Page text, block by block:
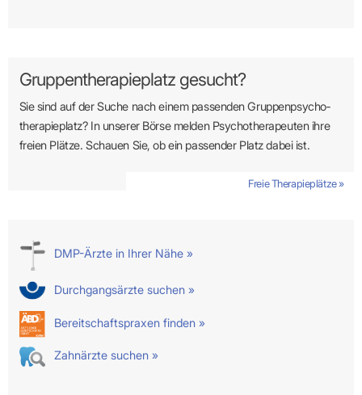
Gruppentherapieplatz gesucht?
Sie sind auf der Suche nach einem passenden Gruppen­psycho­
therapie­platz? In unserer Börse melden Psycho­­thera­­peuten ihre
freien Plätze. Schauen Sie, ob ein passender Platz dabei ist.
Freie Therapieplätze »
DMP-Ärzte in Ihrer Nähe »
Durchgangsärzte suchen »
Bereitschaftspraxen finden »
Zahnärzte suchen »